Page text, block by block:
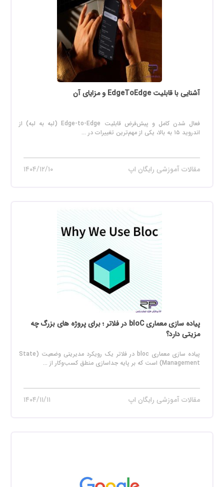
آشنایی با قابلیت EdgeToEdge و مزایای آن
فعال شدن کامل و پیش‌فرض قابلیت Edge-to-Edge (لبه به لبه) از
اندروید ۱۵ به بالا، یکی از مهم‌ترین تغییرات در ...
مقالات آموزشی رایگان اپ ۱۴۰۴/۱۲/۱۰
پیاده سازی معماری bloC در فلاتر ؛ برای پروژه های بزرگ چه
مزیتی دارد؟
پیاده سازی معماری bloc در فلاتر یک رویکرد مدیریتی وضعیت (State
Management) است که بر پایه جداسازی منطق کسب‌وکار از ...
مقالات آموزشی رایگان اپ ۱۴۰۴/۱۱/۱۱